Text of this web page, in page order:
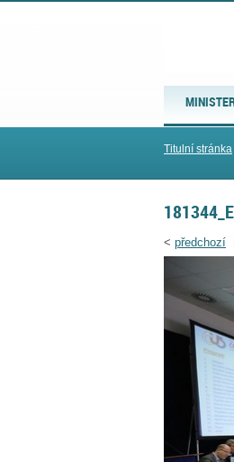
Titulní stránka
< předchozí